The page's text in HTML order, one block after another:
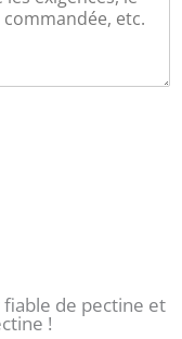
de pectine et
!